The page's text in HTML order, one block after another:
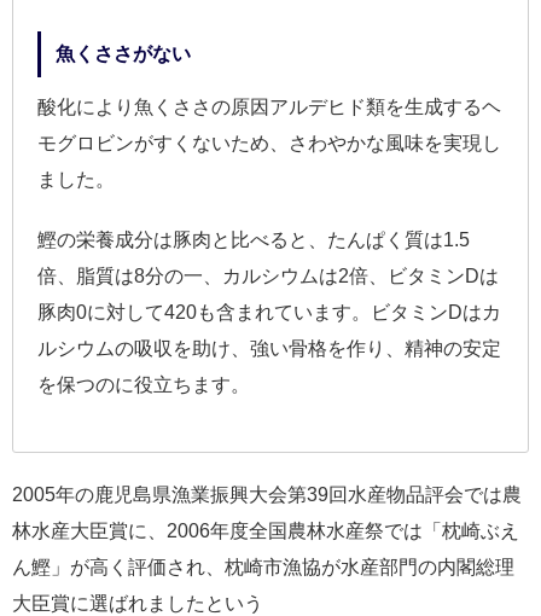
魚くささがない
酸化により魚くささの原因アルデヒド類を生成するヘ
モグロビンがすくないため、さわやかな風味を実現し
ました。
鰹の栄養成分は豚肉と比べると、たんぱく質は1.5
倍、脂質は8分の一、カルシウムは2倍、ビタミンDは
豚肉0に対して420も含まれています。ビタミンDはカ
ルシウムの吸収を助け、強い骨格を作り、精神の安定
を保つのに役立ちます。
2005年の鹿児島県漁業振興大会第39回水産物品評会では農
林水産大臣賞に、2006年度全国農林水産祭では「枕崎ぶえ
ん鰹」が高く評価され、枕崎市漁協が水産部門の内閣総理
大臣賞に選ばれましたという